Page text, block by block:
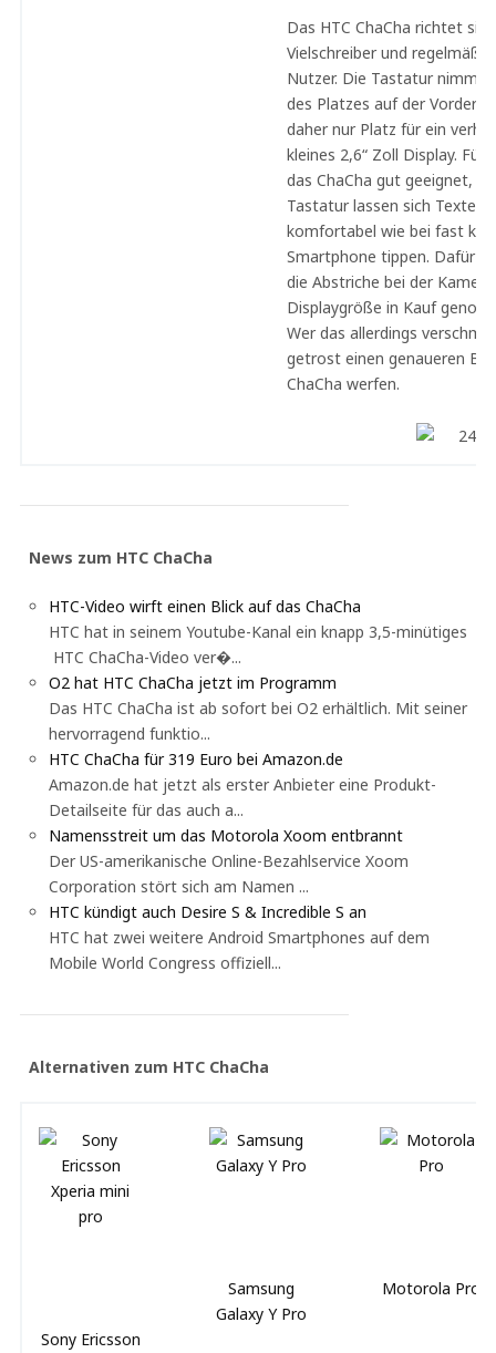
Das HTC ChaCha richtet
Vielschreiber und
Nutzer. Die Tastatur nimmt
des Platzes auf der
daher nur Platz für ein
kleines 2,6“ Zoll Display. Für
das ChaCha gut geeignet,
Tastatur lassen sich Texte
komfortabel wie bei fast
Smartphone tippen. Dafür
die Abstriche bei der
Displaygröße in Kauf
Wer das allerdings
getrost einen genaueren
ChaCha werfen.
News zum HTC ChaCha
HTC-Video wirft einen Blick auf das ChaCha
HTC hat in seinem Youtube-Kanal ein knapp 3,5-minütiges
HTC ChaCha-Video ver�...
O2 hat HTC ChaCha jetzt im Programm
Das HTC ChaCha ist ab sofort bei O2 erhältlich. Mit seiner
hervorragend funktio...
HTC ChaCha für 319 Euro bei Amazon.de
Amazon.de hat jetzt als erster Anbieter eine Produkt-
Detailseite für das auch a...
Namensstreit um das Motorola Xoom entbrannt
Der US-amerikanische Online-Bezahlservice Xoom
Corporation stört sich am Namen ...
HTC kündigt auch Desire S & Incredible S an
HTC hat zwei weitere Android Smartphones auf dem
Mobile World Congress offiziell...
Alternativen zum HTC ChaCha
Sony Ericsson
Samsung
Galaxy Y Pro
Motorola Pro